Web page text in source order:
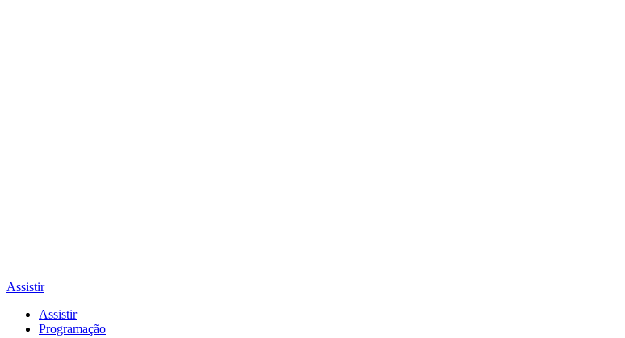
Assistir
Assistir
Programação